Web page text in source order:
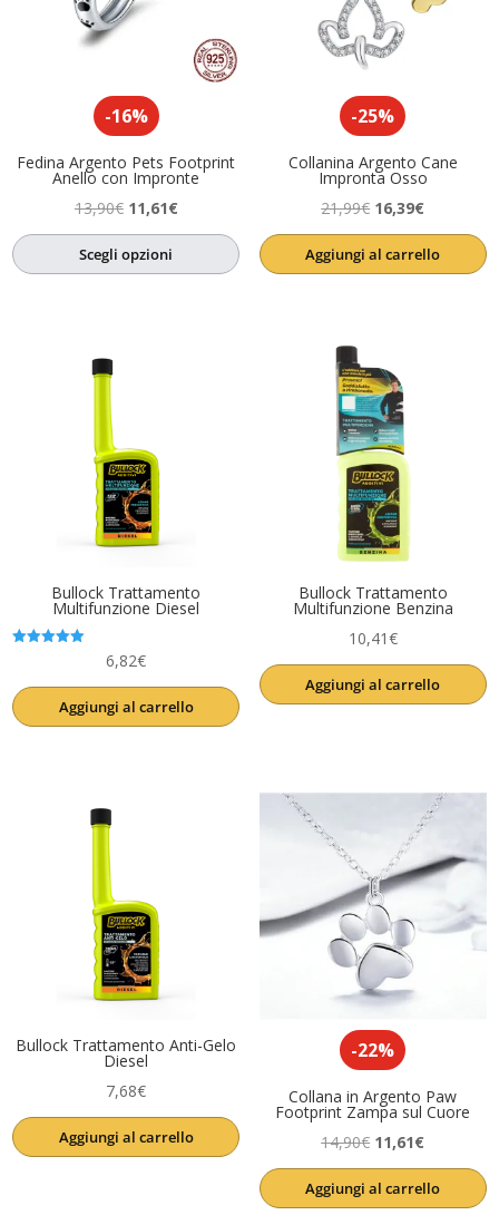
-16%
Fedina Argento Pets Footprint
Anello con Impronte
13,90€ Il
prezzo
originale
11,61€Il
prezzo
Scegli opzioni
-25%
Collanina Argento Cane
Impronta Osso
21,99€ Il
prezzo
originale
16,39€Il
prezzo
attuale
Aggiungi al carrello
Bullock Trattamento
Multifunzione Diesel
6,82€
Aggiungi al carrello
Bullock Trattamento
Multifunzione Benzina
10,41€
Aggiungi al carrello
Bullock Trattamento Anti-Gelo
Diesel
7,68€
Aggiungi al carrello
-22%
Collana in Argento Paw
Footprint Zampa sul Cuore
14,90€ Il
prezzo
originale
11,61€Il
prezzo
attuale
Aggiungi al carrello